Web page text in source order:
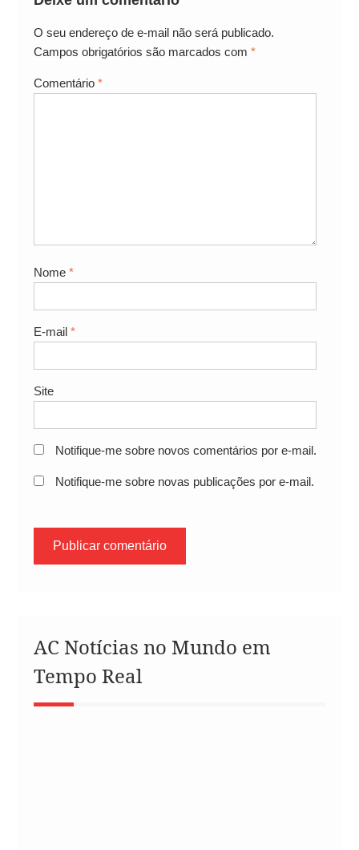
O seu endereço de e-mail não será publicado.
Campos obrigatórios são marcados com *
Comentário *
Nome *
E-mail *
Site
Notifique-me sobre novos comentários por e-mail.
Notifique-me sobre novas publicações por e-mail.
AC Notícias no Mundo em
Tempo Real